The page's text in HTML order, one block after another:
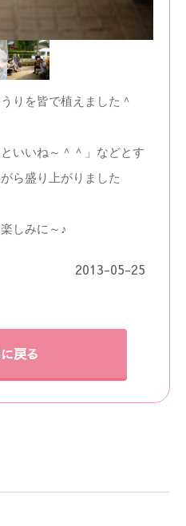
りを皆で植えました＾
いいね～＾＾」などとす
ら盛り上がりました
しみに～♪
2013-05-25
戻る